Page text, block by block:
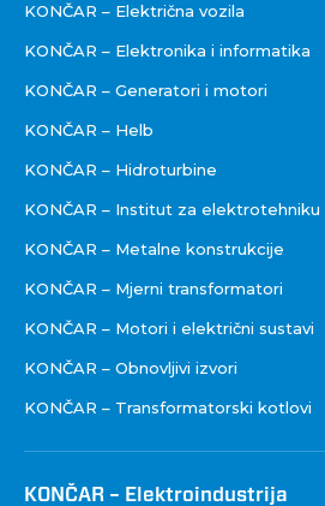
KONČAR – Električna vozila
KONČAR – Elektronika i informatika
KONČAR – Generatori i motori
KONČAR – Helb
KONČAR – Hidroturbine
KONČAR – Institut za elektrotehniku
KONČAR – Metalne konstrukcije
KONČAR – Mjerni transformatori
KONČAR – Motori i električni sustavi
KONČAR – Obnovljivi izvori
KONČAR – Transformatorski kotlovi
KONČAR – Elektroindustrija